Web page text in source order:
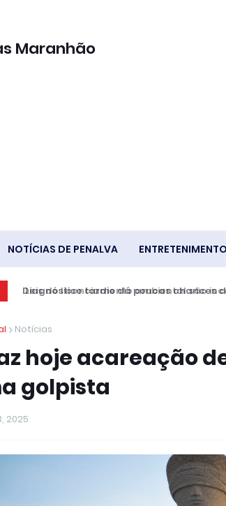
Maranhão
NOTÍCIAS DE PENALVA ENTRETENIMENTO
Diagnóstico tardio dá poucas chances
Notícias
hoje acareação
golpista
2025